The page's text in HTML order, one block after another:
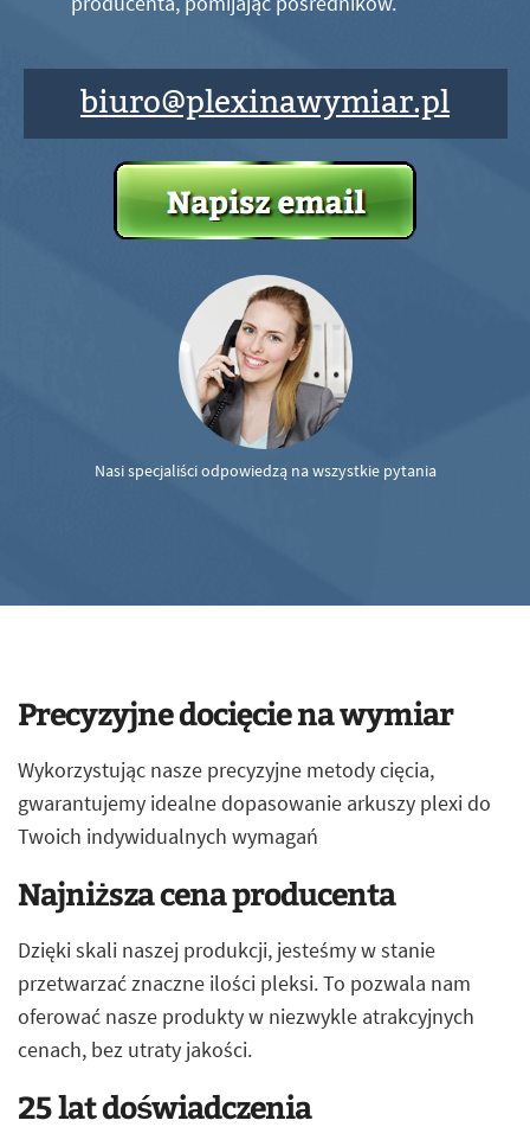
biuro@plexinawymiar.pl
Nasi specjaliści odpowiedzą na wszystkie pytania
Precyzyjne docięcie na wymiar
Wykorzystując nasze precyzyjne metody cięcia,
gwarantujemy idealne dopasowanie arkuszy plexi do
Twoich indywidualnych wymagań
Najniższa cena producenta
Dzięki skali naszej produkcji, jesteśmy w stanie
przetwarzać znaczne ilości pleksi. To pozwala nam
oferować nasze produkty w niezwykle atrakcyjnych
cenach, bez utraty jakości.
25 lat doświadczenia